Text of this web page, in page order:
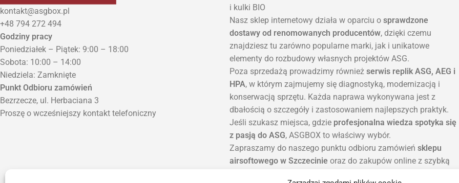
kontakt@asgbox.pl
+48 794 272 494
Godziny pracy
Poniedziałek – Piątek: 9:00 – 18:00
Sobota: 10:00 – 14:00
Niedziela: Zamknięte
Punkt Odbioru zamówień
Bezrzecze, ul. Herbaciana 3
Proszę o wcześniejszy kontakt telefoniczny
i kulki BIO
Nasz sklep internetowy działa w oparciu o sprawdzone
dostawy od renomowanych producentów, dzięki czemu
znajdziesz tu zarówno popularne marki, jak i unikatowe
elementy do rozbudowy własnych projektów ASG.
Poza sprzedażą prowadzimy również serwis replik ASG, AEG i
HPA, w którym zajmujemy się diagnostyką, modernizacją i
konserwacją sprzętu. Każda naprawa wykonywana jest z
dbałością o szczegóły i zastosowaniem najlepszych praktyk.
Jeśli szukasz miejsca, gdzie profesjonalna wiedza spotyka się
z pasją do ASG, ASGBOX to właściwy wybór.
Zapraszamy do naszego punktu odbioru zamówień sklepu
airsoftowego w Szczecinie oraz do zakupów online z szybką